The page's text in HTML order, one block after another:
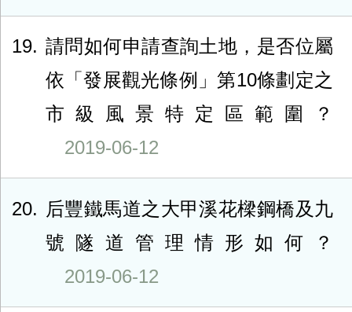
19
請問如何申請查詢土地，是否位屬
依「發展觀光條例」第10條劃定之
市級風景特定區範圍？
2019-06-12
20
后豐鐵馬道之大甲溪花樑鋼橋及九
號隧道管理情形如何？
2019-06-12